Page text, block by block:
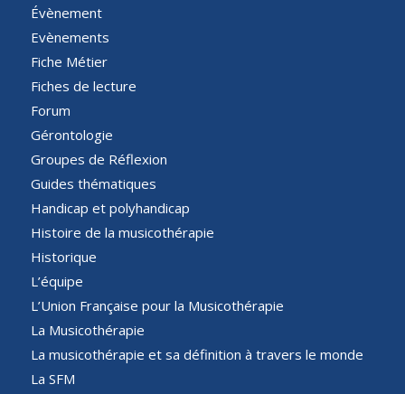
Évènement
Evènements
Fiche Métier
Fiches de lecture
Forum
Gérontologie
Groupes de Réflexion
Guides thématiques
Handicap et polyhandicap
Histoire de la musicothérapie
Historique
L’équipe
L’Union Française pour la Musicothérapie
La Musicothérapie
La musicothérapie et sa définition à travers le monde
La SFM